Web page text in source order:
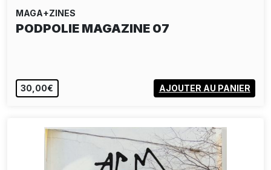
MAGA+ZINES
PODPOLIE MAGAZINE 07
30,00€ AJOUTER AU PANIER